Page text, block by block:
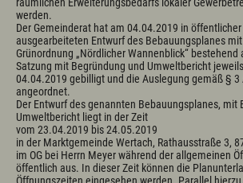
Sozialbeauftragte
Tagespflege Wertach
Kontakt E-Mail Tel.: 08365 702 10
werden.
Der Gemeinderat hat am 04.04.2019 in
ausgearbeiteten Entwurf des Bebauungsplanes
Grünordnung „Nördlicher Wannenblick“ bestehend
Satzung mit Begründung und Umweltbericht
04.04.2019 gebilligt und die Auslegung gemäß § 3
angeordnet.
Der Entwurf des genannten Bebauungsplanes, mit
Umweltbericht liegt in der Zeit
vom 23.04.2019 bis 24.05.2019
in der Marktgemeinde Wertach, Rathausstraße 3,
im OG bei Herrn Meyer während der allgemeinen
öffentlich aus. In dieser Zeit können die